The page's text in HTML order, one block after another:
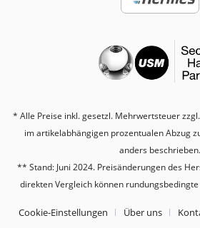
* Alle Preise inkl. gesetzl. Mehrwertsteuer zzgl.
im artikelabhängigen prozentualen Abzug
anders beschrieben.
** Stand: Juni 2024. Preisänderungen des
direkten Vergleich können
Cookie-Einstellungen Über uns